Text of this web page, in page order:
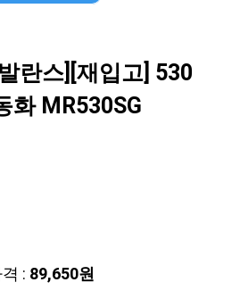
란스][재입고] 530
화 MR530SG
: 89,650원